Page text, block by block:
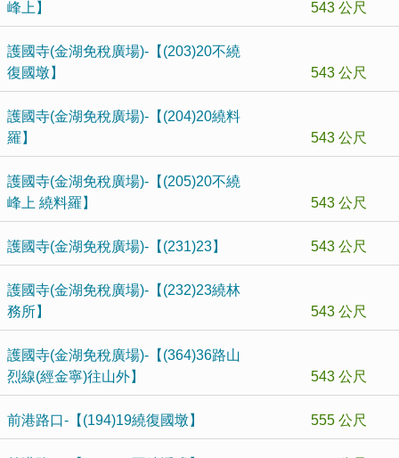
峰上】
543 公尺
護國寺(金湖免稅廣場)-【(203)20不繞
復國墩】
543 公尺
護國寺(金湖免稅廣場)-【(204)20繞料
羅】
543 公尺
護國寺(金湖免稅廣場)-【(205)20不繞
峰上 繞料羅】
543 公尺
護國寺(金湖免稅廣場)-【(231)23】 543 公尺
護國寺(金湖免稅廣場)-【(232)23繞林
務所】
543 公尺
護國寺(金湖免稅廣場)-【(364)36路山
烈線(經金寧)往山外】
543 公尺
前港路口-【(194)19繞復國墩】 555 公尺